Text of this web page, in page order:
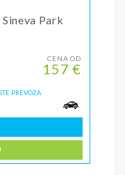
Park
CENA OD
157 €
PREVOZA